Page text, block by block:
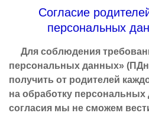
Согласие
персональных
Для соблюдения
персональных данных»
получить от родителей
на обработку персональных
согласия мы не сможем